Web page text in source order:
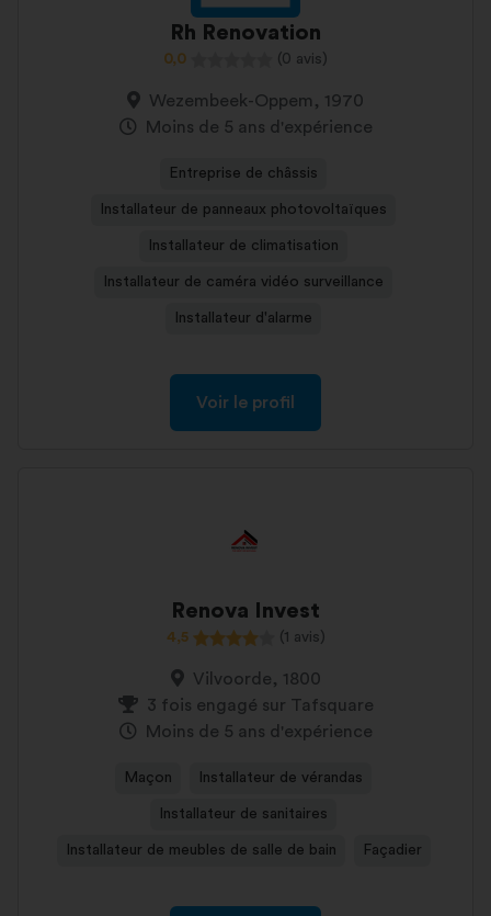
Rh Renovation
0,0 (0 avis)
Wezembeek-Oppem, 1970
Moins de 5 ans d'expérience
Entreprise de châssis
Installateur de panneaux photovoltaïques
Installateur de climatisation
Installateur de caméra vidéo surveillance
Installateur d'alarme
Voir le profil
Renova Invest
4,5 (1 avis)
Vilvoorde, 1800
3 fois engagé sur Tafsquare
Moins de 5 ans d'expérience
Maçon Installateur de vérandas
Installateur de sanitaires
Installateur de meubles de salle de bain Façadier